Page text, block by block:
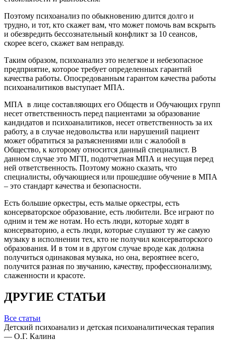
Поэтому психоанализ по обыкновению длится долго и
трудно, и тот, кто скажет вам, что может помочь вам вскрыть
и обезвредить бессознательный конфликт за 10 сеансов,
скорее всего, скажет вам неправду.
Таким образом, психоанализ это нелегкое и небезопасное
предприятие, которое требует определенных гарантий
качества работы. Опосредованным гарантом качества работы
психоаналитиков выступает МПА.
МПА в лице составляющих его Обществ и Обучающих групп
несет ответственность перед пациентами за образование
кандидатов и психоаналитиков, несет ответственность за их
работу, а в случае недовольства или нарушений пациент
может обратиться за разъяснениями или с жалобой в
Общество, к которому относится данный специалист. В
данном случае это МГП, подотчетная МПА и несущая перед
ней ответственность. Поэтому можно сказать, что
специалисты, обучающиеся или прошедшие обучение в МПА
– это стандарт качества и безопасности.
Есть большие оркестры, есть малые оркестры, есть
консерваторское образование, есть любители. Все играют по
одним и тем же нотам. Но есть люди, которые ходят в
консерваторию, а есть люди, которые слушают ту же самую
музыку в исполнении тех, кто не получил консерваторского
образования. И в том и в другом случае вроде как должна
получиться одинаковая музыка, но она, вероятнее всего,
получится разная по звучанию, качеству, профессионализму,
слаженности и красоте.
ДРУГИЕ СТАТЬИ
Все статьи
Детский психоанализ и детская психоаналитическая терапия
— О.Г. Калина